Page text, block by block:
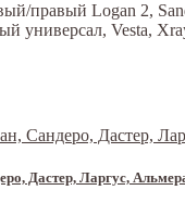
правый Logan 2,
универсал, Vesta,
Дастер, Ларгус,